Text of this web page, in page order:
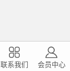
联系我们 会员中心